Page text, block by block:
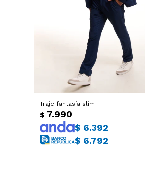
Traje fantasía slim
$ 7.990
$ 6.392
$ 6.792